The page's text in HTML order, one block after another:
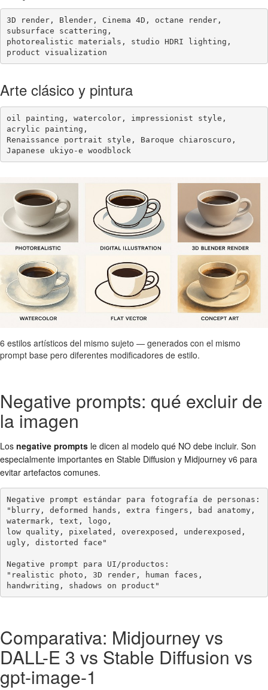
3D render, Blender, Cinema 4D, octane render,
subsurface scattering,
photorealistic materials, studio HDRI lighting,
product visualization
Arte clásico y pintura
oil painting, watercolor, impressionist style,
acrylic painting,
Renaissance portrait style, Baroque chiaroscuro,
Japanese ukiyo-e woodblock
6 estilos artísticos del mismo sujeto — generados con el mismo
prompt base pero diferentes modificadores de estilo.
Negative prompts: qué excluir de
la imagen
Los negative prompts le dicen al modelo qué NO debe incluir. Son
especialmente importantes en Stable Diffusion y Midjourney v6 para
evitar artefactos comunes.
Negative prompt estándar para fotografía de personas:
"blurry, deformed hands, extra fingers, bad anatomy,
watermark, text, logo,
low quality, pixelated, overexposed, underexposed,
ugly, distorted face"
Negative prompt para UI/productos:
"realistic photo, 3D render, human faces,
handwriting, shadows on product"
Comparativa: Midjourney vs
DALL-E 3 vs Stable Diffusion vs
gpt-image-1